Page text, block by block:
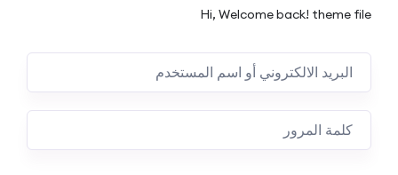
Hi, Welcome back! theme file